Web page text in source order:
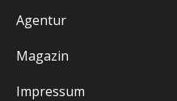
Agentur
Magazin
Impressum